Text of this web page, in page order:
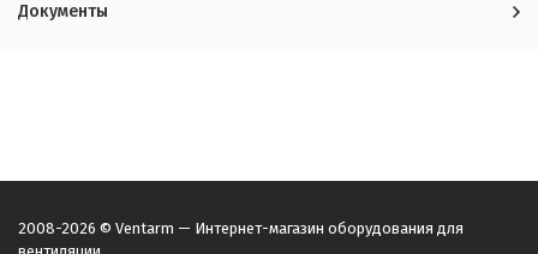
Документы
2008-2026 © Ventarm — Интернет-магазин оборудования для